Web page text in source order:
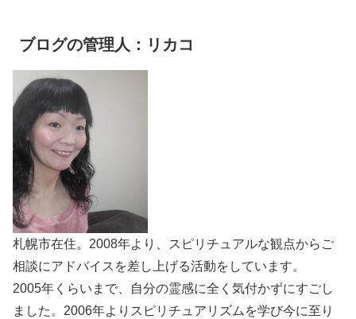
ブログの管理人：リカコ
札幌市在住。2008年より、スピリチュアルな観点からご
相談にアドバイスを差し上げる活動をしています。
2005年くらいまで、自分の霊感に全く気付かずにすごし
ました。2006年よりスピリチュアリズムを学び今に至り